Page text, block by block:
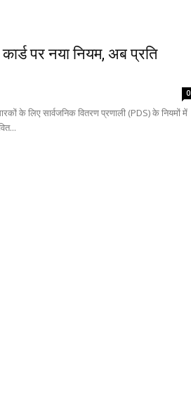
कार्ड पर नया नियम, अब प्रति
0
के लिए सार्वजनिक वितरण प्रणाली (PDS) के नियमों में